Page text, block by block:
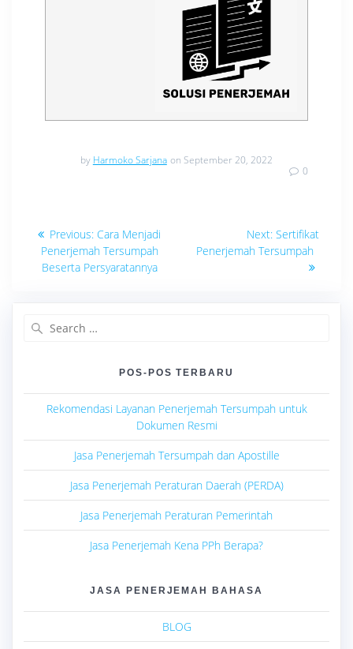
by Harmoko Sarjana on September 20, 2022
0
Navigasi
pos
Previous: Previous
post:
Cara Menjadi
Penerjemah Tersumpah
Beserta Persyaratannya
Next: Next
post:
Sertifikat
Penerjemah Tersumpah
POS-POS TERBARU
Rekomendasi Layanan Penerjemah Tersumpah untuk
Dokumen Resmi
Jasa Penerjemah Tersumpah dan Apostille
Jasa Penerjemah Peraturan Daerah (PERDA)
Jasa Penerjemah Peraturan Pemerintah
Jasa Penerjemah Kena PPh Berapa?
JASA PENERJEMAH BAHASA
BLOG